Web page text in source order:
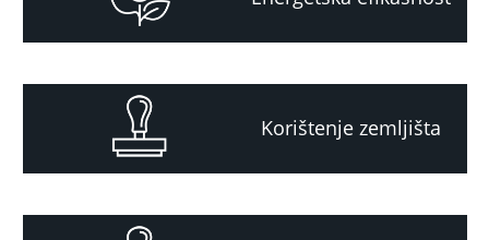
Korištenje zemljišta